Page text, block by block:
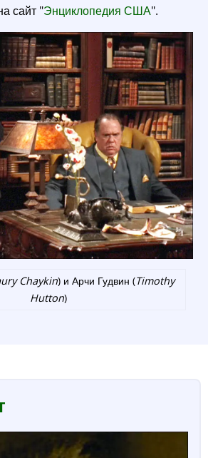
сайт "Энциклопедия США".
Chaykin) и Арчи Гудвин (Timothy
Hutton)